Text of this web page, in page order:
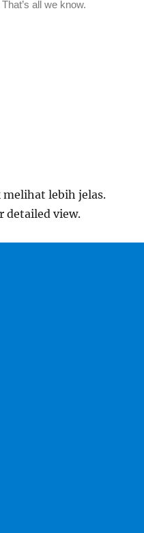
lebih jelas.
detailed view.